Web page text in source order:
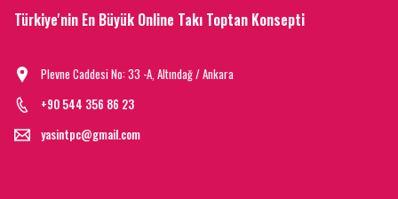
Türkiye'nin En Büyük Online Takı Toptan Konsepti
Plevne Caddesi No: 33 -A, Altındağ / Ankara
+90 544 356 86 23
yasintpc@gmail.com